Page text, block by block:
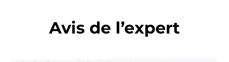
Avis de l’expert